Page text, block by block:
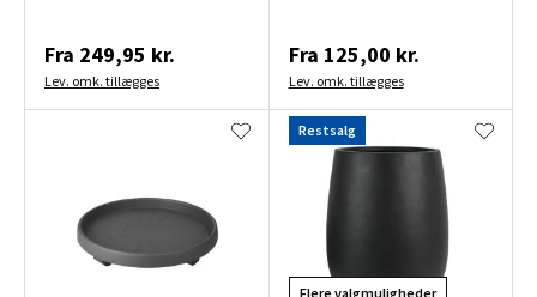
Fra 249,95 kr.
Lev. omk. tillægges
Fra 125,00 kr.
Lev. omk. tillægges
Restsalg
Flere valgmuligheder